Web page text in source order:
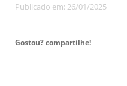
Publicado em: 26/01/2025
Gostou? compartilhe!